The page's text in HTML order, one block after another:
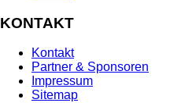
KONTAKT
Kontakt
Partner & Sponsoren
Impressum
Sitemap